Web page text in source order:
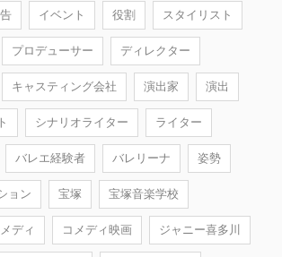
イベント 役割 スタイリスト
プロデューサー ディレクター
キャスティング会社 演出家 演出
シナリオライター ライター
バレエ経験者 バレリーナ 姿勢
ョン 宝塚 宝塚音楽学校
ディ コメディ映画 ジャニー喜多川